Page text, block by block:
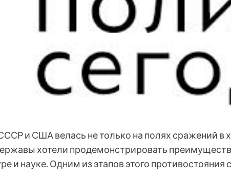
и США велась не только на полях сражений в
хотели продемонстрировать
и науке. Одним из этапов этого противостояния